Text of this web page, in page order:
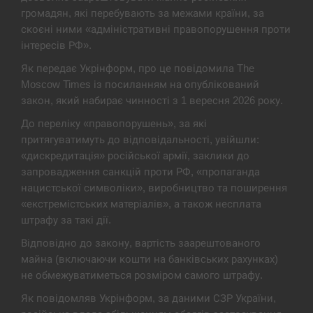
Экс-послу в США Стефанишиной вручили новое
подозрение и избирают меру…
СЕРПЕНЬ
14:40
У Росії розгортається ракетний підрозділ КНДР –
Reuters
СЕРПЕНЬ
Поставки ракет для ПВО сократились втрое,
хотя у партнеров они…
СЕРПЕНЬ
14:10
У Румунії затоплять чотири баржі для
збільшення потоку води до…
СЕРПЕНЬ
громадян, які перебувають за межами країни, за
скоєні ними «адміністративні правопорушення проти
інтересів РФ».
Як передає Укрінформ, про це повідомила The
Moscow Times із посиланням на опублікований
закон, який набирає чинності з 1 вересня 2026 року.
До переліку «правопорушень», за які
притягуватимуть до відповідальності, увійшли:
«дискредитація» російської армії, заклики до
запровадження санкцій проти РФ, «пропаганда
нацистської символіки», виробництво та поширення
«екстремістських матеріалів», а також несплата
штрафу за такі дії.
Відповідно до закону, вартість заарештованого
майна (включаючи кошти на банківських рахунках)
не обмежуватиметься розміром самого штрафу.
Як повідомляв Укрінформ, за даними СЗР України,